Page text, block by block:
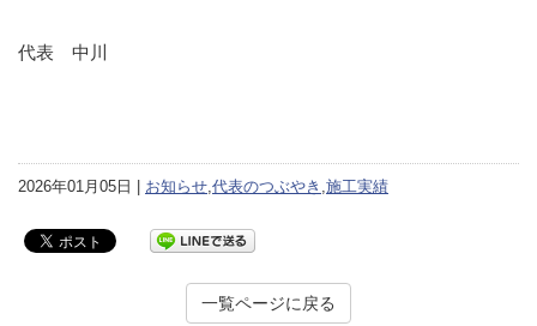
代表 中川
2026年01月05日 | お知らせ,代表のつぶやき ,施工実績
一覧ページに戻る